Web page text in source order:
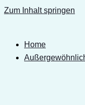
Zum Inhalt springen
Home